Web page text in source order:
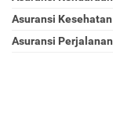
Asuransi Kesehatan
Asuransi Perjalanan